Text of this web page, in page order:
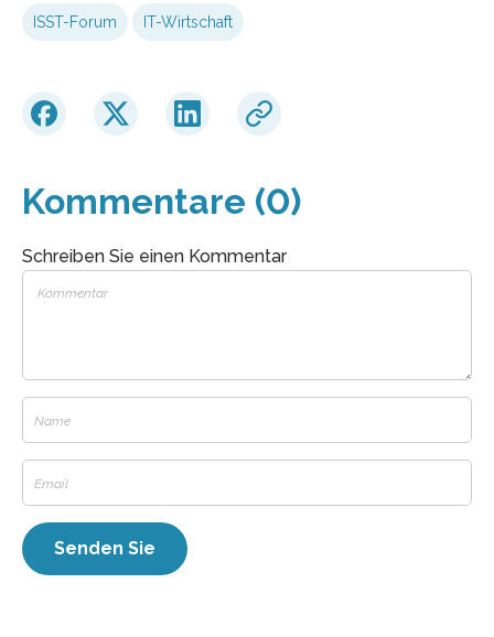
ISST-Forum IT-Wirtschaft
Kommentare (0)
Schreiben Sie einen Kommentar